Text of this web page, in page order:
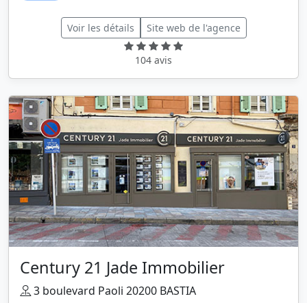
Voir les détails Site web de l'agence
104 avis
Century 21 Jade Immobilier
3 boulevard Paoli 20200 BASTIA